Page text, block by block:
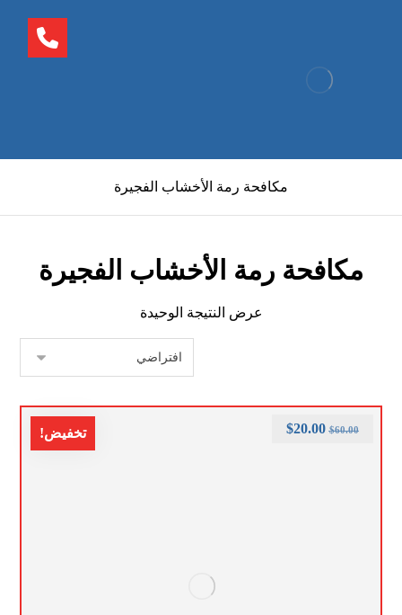
مكافحة رمة الأخشاب الفجيرة
مكافحة رمة الأخشاب الفجيرة
عرض النتيجة الوحيدة
تخفيض! $60.00
$20.00